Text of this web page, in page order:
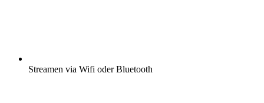
Streamen via Wifi oder Bluetooth